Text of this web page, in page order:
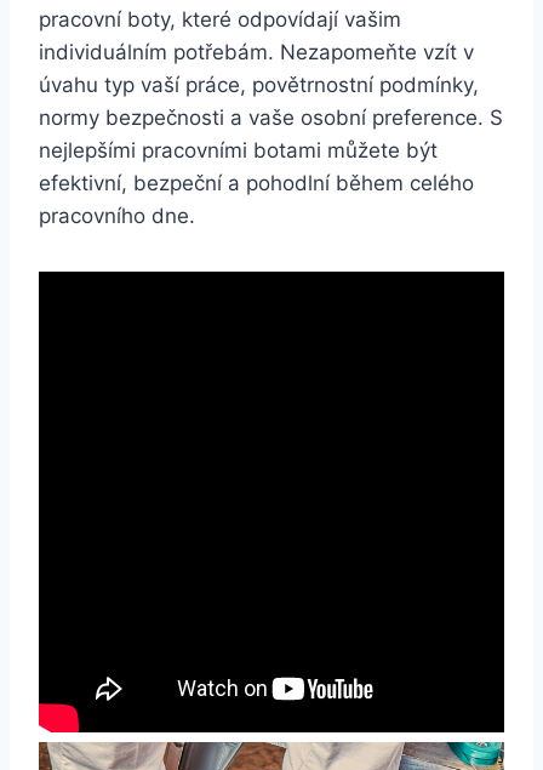
pracovní boty, které odpovídají vašim
individuálním potřebám. Nezapomeňte vzít v
úvahu typ‌ vaší práce, povětrnostní podmínky,
normy⁤ bezpečnosti a vaše osobní preference.⁣ S
‌nejlepšími ⁤pracovními ​botami ⁤můžete‍ být⁤
efektivní, bezpeční a pohodlní během ⁣celého
pracovního⁣ dne.